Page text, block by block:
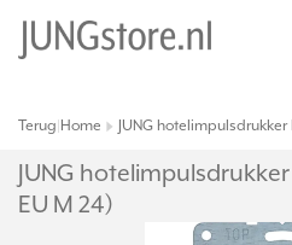
Terug Home JUNG
JUNG
EU M 24)